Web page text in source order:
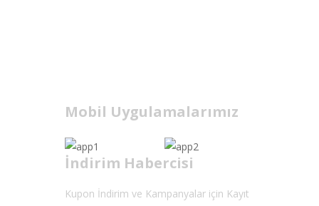
Mobil Uygulamalarımız
İndirim Habercisi
Kupon İndirim ve Kampanyalar için Kayıt